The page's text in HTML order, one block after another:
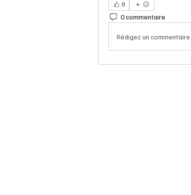
0
0 commentaire
Rédigez un commentaire...